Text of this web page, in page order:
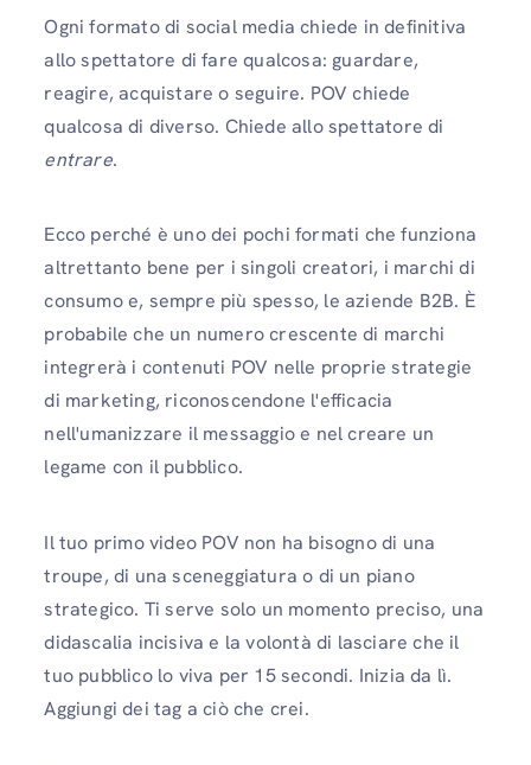
Ogni formato di social media chiede in definitiva
allo spettatore di fare qualcosa: guardare,
reagire, acquistare o seguire. POV chiede
qualcosa di diverso. Chiede allo spettatore di
entrare.
Ecco perché è uno dei pochi formati che funziona
altrettanto bene per i singoli creatori, i marchi di
consumo e, sempre più spesso, le aziende B2B. È
probabile che un numero crescente di marchi
integrerà i contenuti POV nelle proprie strategie
di marketing, riconoscendone l'efficacia
nell'umanizzare il messaggio e nel creare un
legame con il pubblico.
Il tuo primo video POV non ha bisogno di una
troupe, di una sceneggiatura o di un piano
strategico. Ti serve solo un momento preciso, una
didascalia incisiva e la volontà di lasciare che il
tuo pubblico lo viva per 15 secondi. Inizia da lì.
Aggiungi dei tag a ciò che crei.